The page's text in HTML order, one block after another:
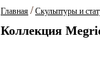
Главная/Скульптуры и
Коллекция